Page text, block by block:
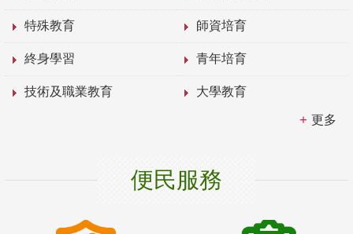
特殊教育 師資培育
終身學習 青年培育
技術及職業教育 大學教育
更多
便民服務